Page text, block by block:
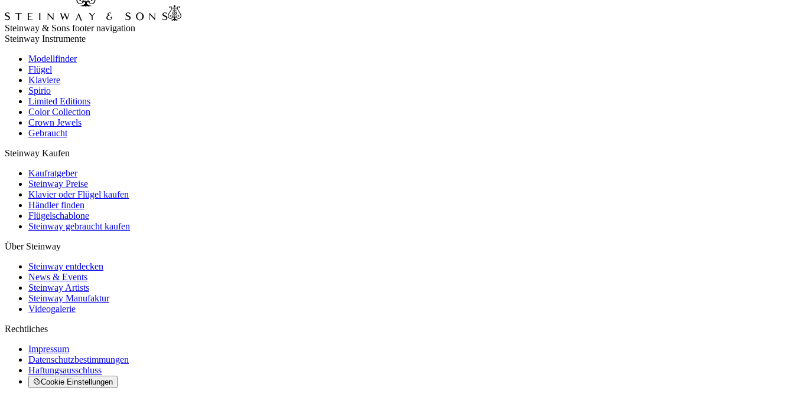
Steinway & Sons footer navigation
Steinway Instrumente
Modellfinder
Flügel
Klaviere
Spirio
Limited Editions
Color Collection
Crown Jewels
Gebraucht
Steinway Kaufen
Kaufratgeber
Steinway Preise
Klavier oder Flügel kaufen
Händler finden
Flügelschablone
Steinway gebraucht kaufen
Über Steinway
Steinway entdecken
News & Events
Steinway Artists
Steinway Manufaktur
Videogalerie
Rechtliches
Impressum
Datenschutzbestimmungen
Haftungsausschluss
Cookie Einstellungen